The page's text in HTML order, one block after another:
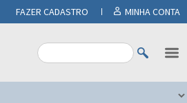
FAZER CADASTRO MINHA CONTA